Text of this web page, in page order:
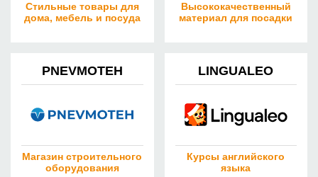
Стильные товары для
дома, мебель и посуда
Высококачественный
материал для посадки
PNEVMOTEH
Магазин строительного
оборудования
LINGUALEO
Курсы английского
языка